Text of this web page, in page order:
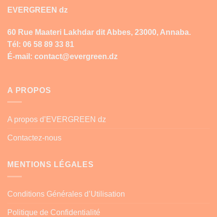
EVERGREEN dz
60 Rue Maateri Lakhdar dit Abbes, 23000, Annaba.
Tél: 06 58 89 33 81
É-mail: contact@evergreen.dz
A PROPOS
A propos d’EVERGREEN dz
Contactez-nous
MENTIONS LÉGALES
Conditions Générales d’Utilisation
Politique de Confidentialité